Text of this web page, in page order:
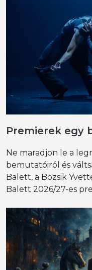
Premierek egy
Ne maradjon le a
bemutatóiról és
Balett, a Bozsik
Balett 2026/27-es